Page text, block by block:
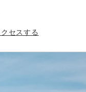
セスする